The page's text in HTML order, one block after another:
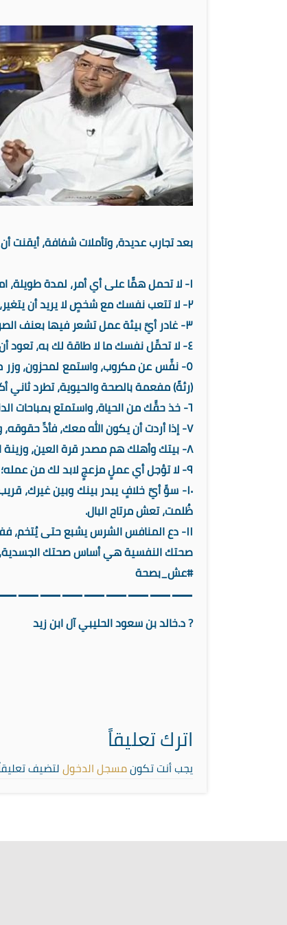
بعد تجارب عديدة، وتأملات شفافة، أيقنت
‏٥- نفِّس عن مكروب، واستمع لمحزون، وزر
(رئةً) مفعمة بالصحة والحيوية، تطرد
‏١٠- سوِّ أيَّ خلافٍ يبدر بينك وبين غيرك،
ظُلمت، تعش مرتاح البال.
‏صحتك النفسية هي أساس صحتك الجسدية،
#عش_بصحة
?️ د.خالد بن سعود الحليبي آل ابن زيد
اترك تعليقاً
يجب أنت تكونمسجل الدخوللتضيف